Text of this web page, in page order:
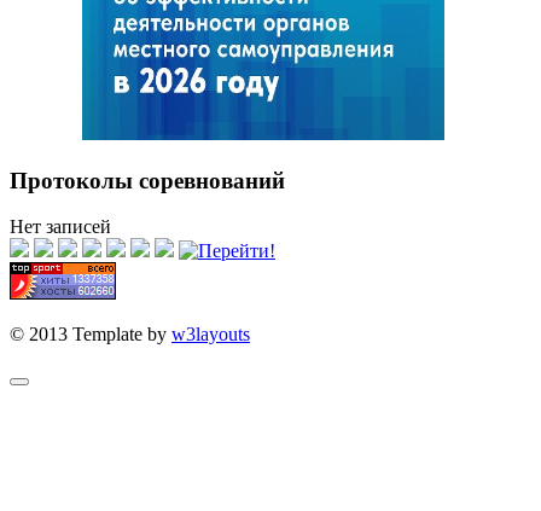
Протоколы соревнований
Нет записей
© 2013 Template by w3layouts